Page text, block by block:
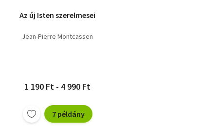
Az új Isten szerelmesei
Jean-Pierre Montcassen
1 190 Ft - 4 990 Ft
7 példány